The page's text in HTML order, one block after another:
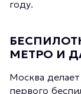
году.
МЕТРО И
Москва делает
первого